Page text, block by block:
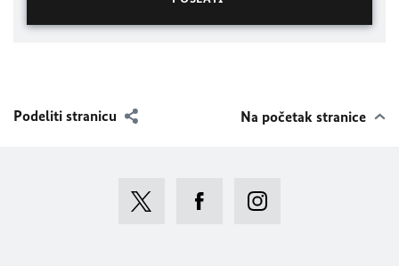
Podeliti stranicu Na početak stranice